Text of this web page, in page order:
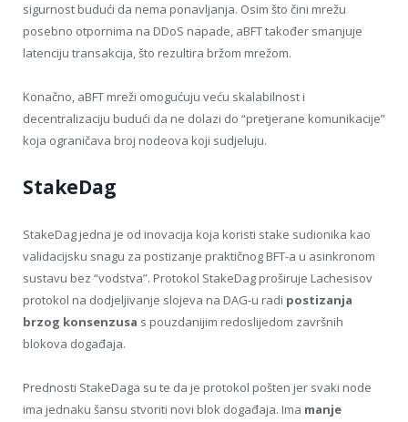
sigurnost budući da nema ponavljanja. Osim što čini mrežu
posebno otpornima na DDoS napade, aBFT također smanjuje
latenciju transakcija, što rezultira bržom mrežom.
Konačno, aBFT mreži omogućuju veću skalabilnost i
decentralizaciju budući da ne dolazi do “pretjerane komunikacije”
koja ograničava broj nodeova koji sudjeluju.
StakeDag
StakeDag jedna je od inovacija koja koristi stake sudionika kao
validacijsku snagu za postizanje praktičnog BFT-a u asinkronom
sustavu bez “vodstva”. Protokol StakeDag proširuje Lachesisov
protokol na dodjeljivanje slojeva na DAG-u radi postizanja
brzog konsenzusa s pouzdanijim redoslijedom završnih
blokova događaja.
Prednosti StakeDaga su te da je protokol pošten jer svaki node
ima jednaku šansu stvoriti novi blok događaja. Ima manje